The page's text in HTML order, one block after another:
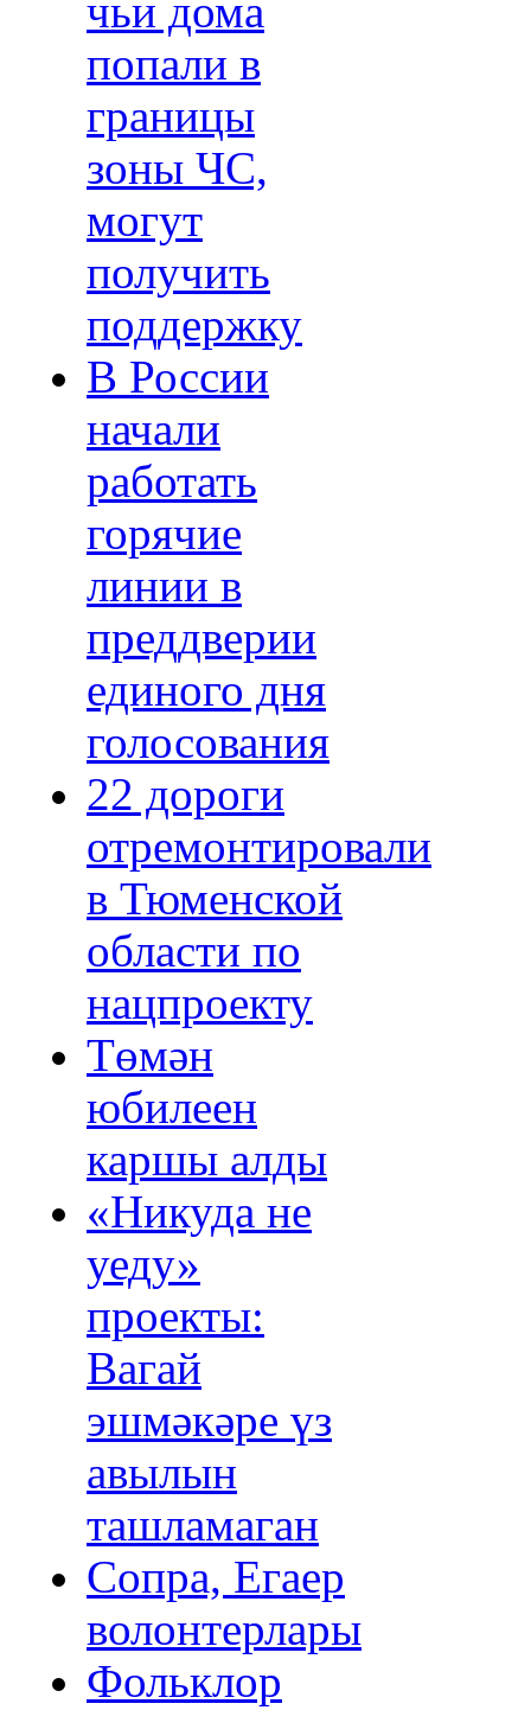
чьи дома
попали в
границы
зоны ЧС,
могут
получить
поддержку
В России
начали
работать
горячие
линии в
преддверии
единого дня
голосования
22 дороги
отремонтировали
в Тюменской
области по
нацпроекту
Төмән
юбилеен
каршы алды
«Никуда не
уеду»
проекты:
Вагай
эшмәкәре үз
авылын
ташламаган
Сопра, Егаер
волонтерлары
Фольклор